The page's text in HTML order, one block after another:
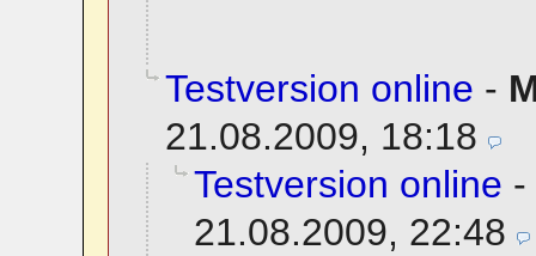
Testversion online -
21.08.2009, 18:18
Testversion online -
21.08.2009, 22:48